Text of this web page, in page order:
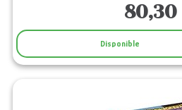
Disponible